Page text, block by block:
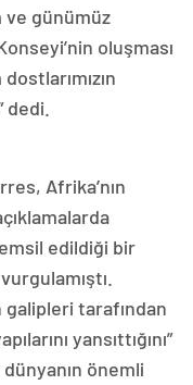
ve günümüz
oluşması
Afrika’nın
edildiği bir
galipleri tarafından
yansıttığını”
önemli